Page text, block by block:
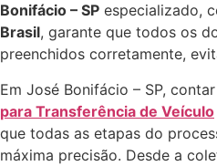
Bonifácio – SP especializado,
Brasil, garante que todos os
preenchidos corretamente,
Em José Bonifácio – SP,
para Transferência de Veículo
que todas as etapas do
máxima precisão. Desde a